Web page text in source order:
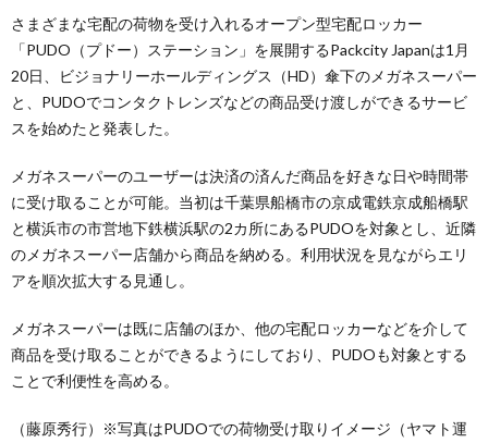
さまざまな宅配の荷物を受け入れるオープン型宅配ロッカー
「PUDO（プドー）ステーション」を展開するPackcity Japanは1月
20日、ビジョナリーホールディングス（HD）傘下のメガネスーパー
と、PUDOでコンタクトレンズなどの商品受け渡しができるサービ
スを始めたと発表した。
メガネスーパーのユーザーは決済の済んだ商品を好きな日や時間帯
に受け取ることが可能。当初は千葉県船橋市の京成電鉄京成船橋駅
と横浜市の市営地下鉄横浜駅の2カ所にあるPUDOを対象とし、近隣
のメガネスーパー店舗から商品を納める。利用状況を見ながらエリ
アを順次拡大する見通し。
メガネスーパーは既に店舗のほか、他の宅配ロッカーなどを介して
商品を受け取ることができるようにしており、PUDOも対象とする
ことで利便性を高める。
（藤原秀行）※写真はPUDOでの荷物受け取りイメージ（ヤマト運